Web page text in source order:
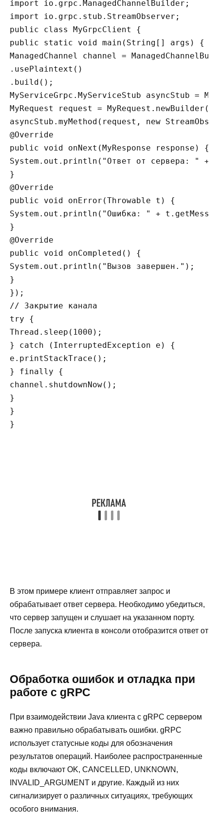
import io.grpc.ManagedChannelBuilder;
import io.grpc.stub.StreamObserver;
public class MyGrpcClient {
public static void main(String[] args) {
ManagedChannel channel =
.usePlaintext()
.build();
MyServiceGrpc.MyServiceStub asyncStub =
MyRequest request =
asyncStub.myMethod(request, new
@Override
public void onNext(MyResponse response) {
System.out.println("Ответ от сервера: " +
}
@Override
public void onError(Throwable t) {
System.out.println("Ошибка: " +
}
@Override
public void onCompleted() {
System.out.println("Вызов завершен.");
}
});
// Закрытие канала
try {
Thread.sleep(1000);
} catch (InterruptedException e) {
e.printStackTrace();
} finally {
channel.shutdownNow();
}
}
В этом примере клиент отправляет запрос и
обрабатывает ответ сервера. Необходимо убедиться,
что сервер запущен и слушает на указанном порту.
После запуска клиента в консоли отобразится ответ от
сервера.
Обработка ошибок и отладка при
работе с gRPC
При взаимодействии Java клиента с gRPC сервером
важно правильно обрабатывать ошибки. gRPC
использует статусные коды для обозначения
результатов операций. Наиболее распространенные
коды включают OK, CANCELLED, UNKNOWN,
INVALID_ARGUMENT и другие. Каждый из них
сигнализирует о различных ситуациях, требующих
особого внимания.